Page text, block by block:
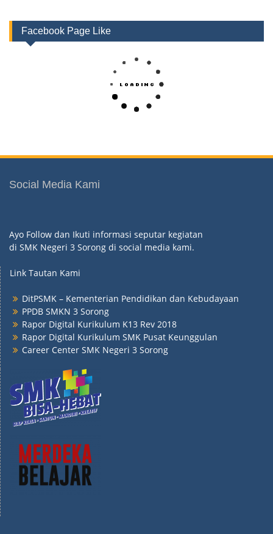
Facebook Page Like
Social Media Kami
Ayo Follow dan Ikuti informasi seputar kegiatan
di SMK Negeri 3 Sorong di social media kami.
Link Tautan Kami
DitPSMK – Kementerian Pendidikan dan Kebudayaan
PPDB SMKN 3 Sorong
Rapor Digital Kurikulum K13 Rev 2018
Rapor Digital Kurikulum SMK Pusat Keunggulan
Career Center SMK Negeri 3 Sorong